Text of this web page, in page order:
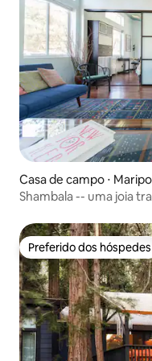
Casa de campo ⋅
Shambala -- uma joia
Preferido dos hóspedes
Preferido dos hóspedes